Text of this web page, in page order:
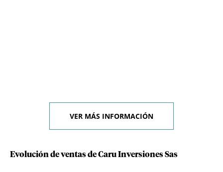
VER MÁS INFORMACIÓN
Evolución de ventas de Caru Inversiones Sas